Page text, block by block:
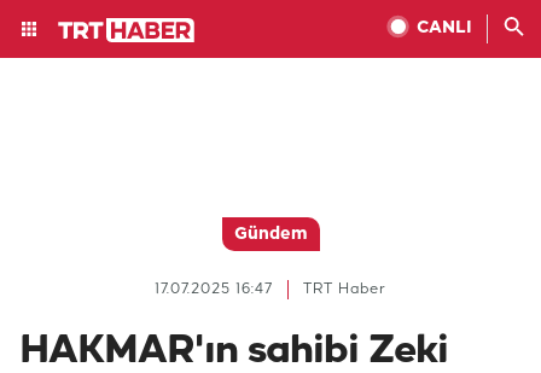
CANLI
Gündem
TRT Haber
17.07.2025 16:47
HAKMAR'ın sahibi Zeki